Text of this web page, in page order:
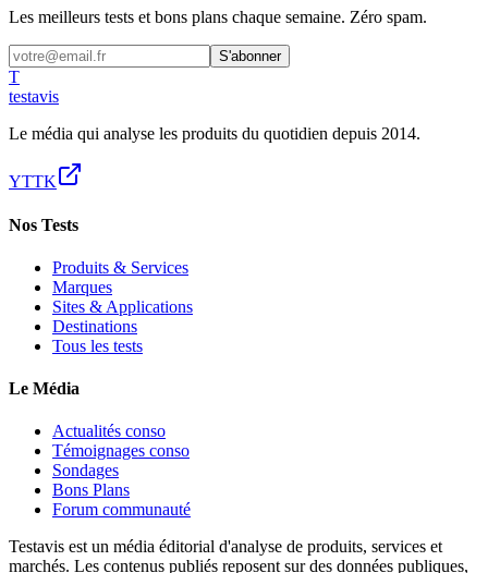
Les meilleurs tests et bons plans chaque semaine. Zéro spam.
S'abonner
T
testavis
Le média qui analyse les produits du quotidien depuis 2014.
YTTK
Nos Tests
Produits & Services
Marques
Sites & Applications
Destinations
Tous les tests
Le Média
Actualités conso
Témoignages conso
Sondages
Bons Plans
Forum communauté
Testavis est un média éditorial d'analyse de produits, services et
marchés. Les contenus publiés reposent sur des données publiques,